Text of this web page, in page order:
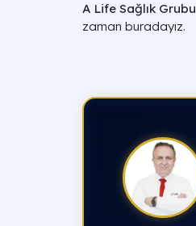
A Life Sağlık Grubu
zaman buradayız.